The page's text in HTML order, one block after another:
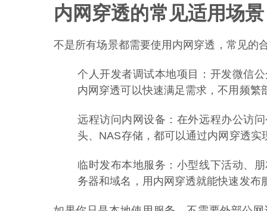
内网穿透的常见适用场景
不是所有场景都需要使用内网穿透，常见的
个人开发者调试本地项目：开发微信
内网穿透可以快速满足需求，不用频繁
远程访问内网设备：在外远程办公访
头、NAS存储，都可以通过内网穿透实
临时发布本地服务：小型线下活动、
务器和域名，用内网穿透就能快速发布